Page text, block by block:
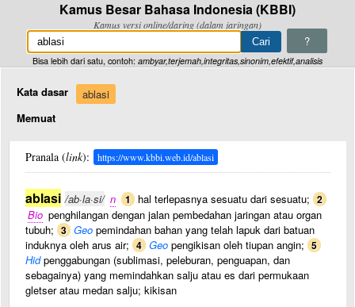
Kamus Besar Bahasa Indonesia (KBBI)
Kamus versi online/daring (dalam jaringan)
?
Bisa lebih dari satu, contoh: ambyar,terjemah,integritas,sinonim,efektif,analisis
Kata dasar
ablasi
Memuat
Pranala (link): https://www.kbbi.web.id/ablasi
ablasi /ab·la·si/ n 1 hal terlepasnya sesuatu dari sesuatu; 2
Bio penghilangan dengan jalan pembedahan jaringan atau organ
tubuh; 3 Geo pemindahan bahan yang telah lapuk dari batuan
induknya oleh arus air; 4 Geo pengikisan oleh tiupan angin; 5
Hidpenggabungan (sublimasi, peleburan, penguapan, dan
sebagainya) yang memindahkan salju atau es dari permukaan
gletser atau medan salju; kikisan